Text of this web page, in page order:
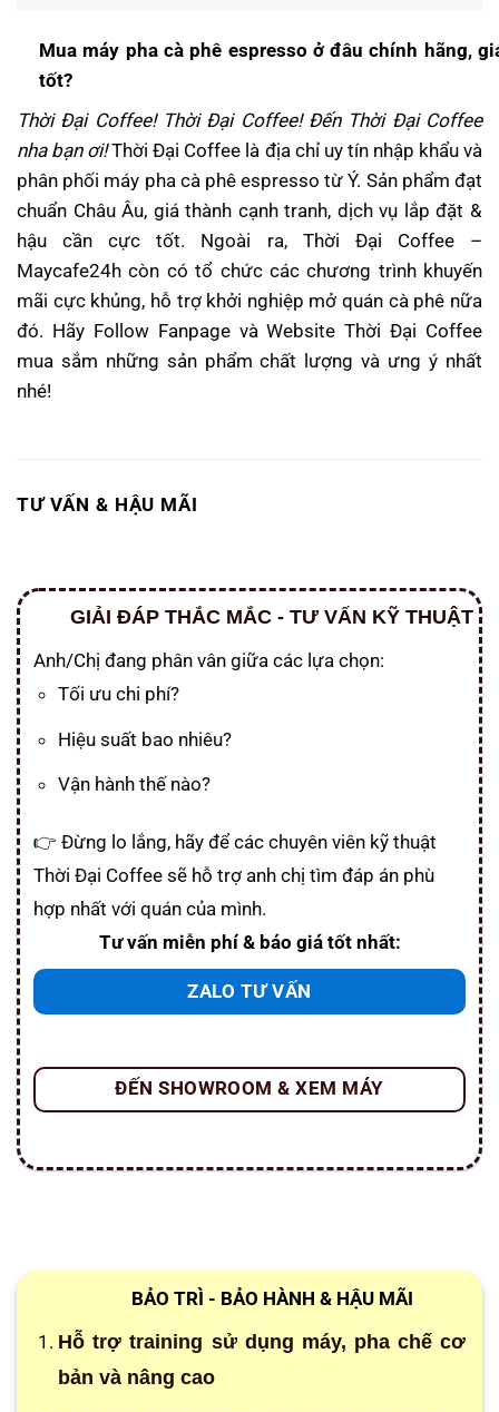
Mua máy pha cà phê espresso ở đâu chính hãng,
tốt?
Thời Đại Coffee! Thời Đại Coffee! Đến Thời Đại Coffee
nha bạn ơi!Thời Đại Coffee là địa chỉ uy tín nhập khẩu và
phân phối máy pha cà phê espresso từ Ý. Sản phẩm đạt
chuẩn Châu Âu, giá thành cạnh tranh, dịch vụ lắp đặt &
hậu cần cực tốt. Ngoài ra, Thời Đại Coffee –
Maycafe24h còn có tổ chức các chương trình khuyến
mãi cực khủng, hỗ trợ khởi nghiệp mở quán cà phê nữa
đó. Hãy Follow Fanpage và Website Thời Đại Coffee
mua sắm những sản phẩm chất lượng và ưng ý nhất
nhé!
TƯ VẤN & HẬU MÃI
GIẢI ĐÁP THẮC MẮC - TƯ VẤN KỸ THUẬT
Anh/Chị đang phân vân giữa các lựa chọn:
Tối ưu chi phí?
Hiệu suất bao nhiêu?
Vận hành thế nào?
👉 Đừng lo lắng, hãy để các chuyên viên kỹ thuật
Thời Đại Coffee sẽ hỗ trợ anh chị tìm đáp án phù
hợp nhất với quán của mình.
Tư vấn miễn phí & báo giá tốt nhất:
ZALO TƯ VẤN
ĐẾN SHOWROOM & XEM MÁY
BẢO TRÌ - BẢO HÀNH & HẬU MÃI
Hỗ trợ training sử dụng máy, pha chế cơ
bản và nâng cao